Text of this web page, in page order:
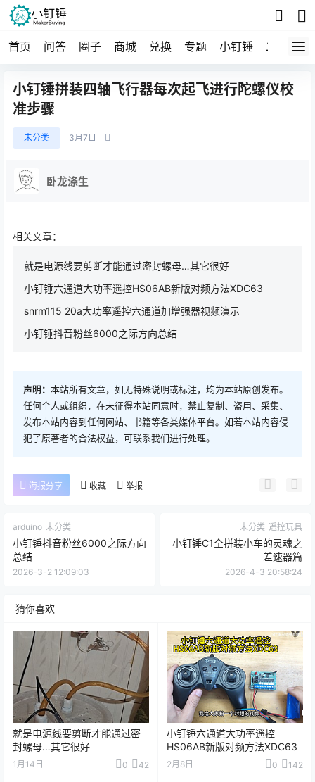
首页 问答 圈子 商城 兑换 专题 小钉锤 二手 导
小钉锤拼装四轴飞行器每次起飞进行陀螺仪校
准步骤
未分类 3月7日
卧龙涤生
相关文章：
就是电源线要剪断才能通过密封螺母…其它很好
小钉锤六通道大功率遥控HS06AB新版对频方法XDC63
snrm115 20a大功率遥控六通道加增强器视频演示
小钉锤抖音粉丝6000之际方向总结
声明： 本站所有文章，如无特殊说明或标注，均为本站原创发布。
任何个人或组织，在未征得本站同意时，禁止复制、盗用、采集、
发布本站内容到任何网站、书籍等各类媒体平台。如若本站内容侵
犯了原著者的合法权益，可联系我们进行处理。
海报分享 收藏 举报
arduino 未分类
小钉锤抖音粉丝6000之际方向
总结
2026-3-2 12:09:03
未分类 遥控玩具
小钉锤C1全拼装小车的灵魂之
差速器篇
2026-4-3 20:58:24
猜你喜欢
就是电源线要剪断才能通过密
封螺母…其它很好
1月14日 0 42
小钉锤六通道大功率遥控
HS06AB新版对频方法XDC63
2月8日 0 142